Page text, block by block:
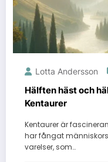
Lotta Andersson
Hälften häst och
Kentaurer
Kentaurer är
har fångat
varelser, som…